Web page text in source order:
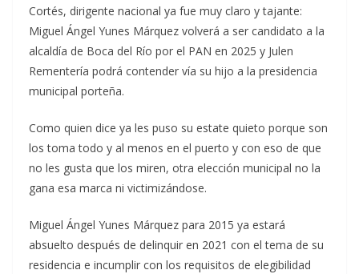
Cortés, dirigente nacional ya fue muy claro y tajante:
Miguel Ángel Yunes Márquez volverá a ser candidato a la
alcaldía de Boca del Río por el PAN en 2025 y Julen
Rementería podrá contender vía su hijo a la presidencia
municipal porteña.
Como quien dice ya les puso su estate quieto porque son
los toma todo y al menos en el puerto y con eso de que
no les gusta que los miren, otra elección municipal no la
gana esa marca ni victimizándose.
Miguel Ángel Yunes Márquez para 2015 ya estará
absuelto después de delinquir en 2021 con el tema de su
residencia e incumplir con los requisitos de elegibilidad